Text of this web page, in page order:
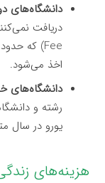
دانشگاه‌های
اخذ می‌شود.
یورو در سال
هزینه‌های